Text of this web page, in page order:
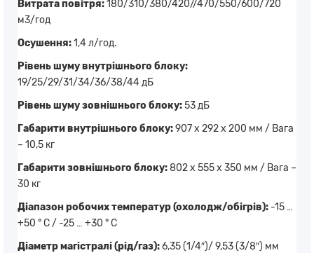
Витрата повітря:180/310/380/420//470/550/600/720
м3/год
Осушення:1,4 л/год.
Рівень шуму внутрішнього блоку:
19/25/29/31/34/36/38/44 дБ
Рівень шуму зовнішнього блоку:53 дБ
Габарити внутрішнього блоку:907 х 292 х 200 мм / Вага
– 10,5 кг
Габарити зовнішнього блоку:802 х 555 х 350 мм / Вага –
30 кг
Діапазон робочих температур (охолодж/обігрів): -15 …
+50 ° C / -25 … +30 ° C
Діаметр магістралі (рід/газ):6,35 (1/4″)/ 9,53 (3/8″) мм